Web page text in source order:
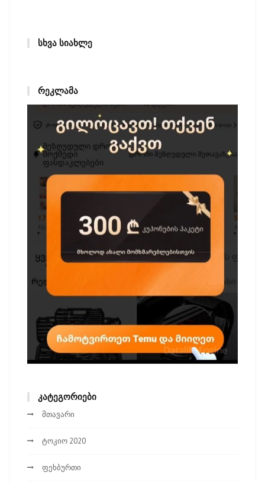
ᲡᲮᲕᲐ ᲡᲘᲐᲮᲚᲔ
ᲠᲔᲙᲚᲐᲛᲐ
ᲙᲐᲢᲔᲒᲝᲠᲘᲔᲑᲘ
მთავარი
ტოკიო 2020
ფეხბურთი